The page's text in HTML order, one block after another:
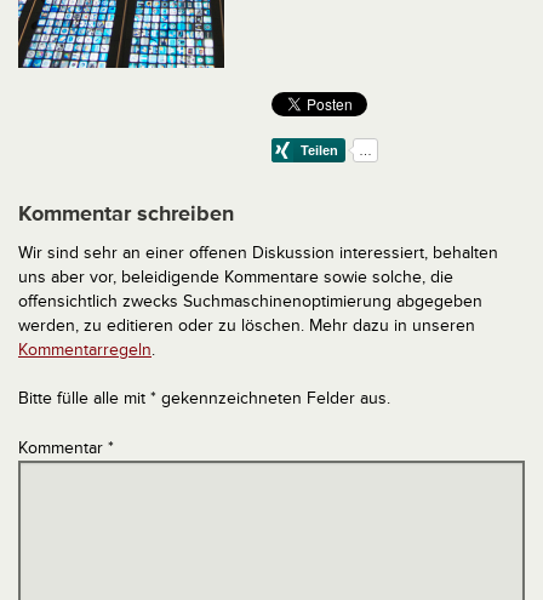
Kommentar schreiben
Wir sind sehr an einer offenen Diskussion interessiert, behalten
uns aber vor, beleidigende Kommentare sowie solche, die
offensichtlich zwecks Suchmaschinenoptimierung abgegeben
werden, zu editieren oder zu löschen. Mehr dazu in unseren
Kommentarregeln.
Bitte fülle alle mit * gekennzeichneten Felder aus.
Kommentar *